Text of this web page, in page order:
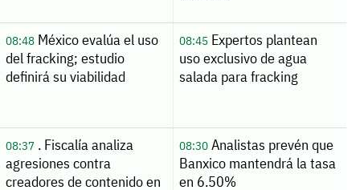
08:48México evalúa el uso
del fracking; estudio
definirá su viabilidad
08:45Expertos plantean
uso exclusivo de agua
salada para fracking
08:37. Fiscalía analiza
agresiones contra
creadores de contenido en
08:30Analistas prevén que
Banxico mantendrá la tasa
en 6.50%